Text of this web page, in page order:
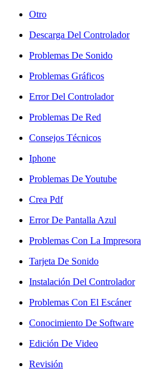
Otro
Descarga Del Controlador
Problemas De Sonido
Problemas Gráficos
Error Del Controlador
Problemas De Red
Consejos Técnicos
Iphone
Problemas De Youtube
Crea Pdf
Error De Pantalla Azul
Problemas Con La Impresora
Tarjeta De Sonido
Instalación Del Controlador
Problemas Con El Escáner
Conocimiento De Software
Edición De Video
Revisión